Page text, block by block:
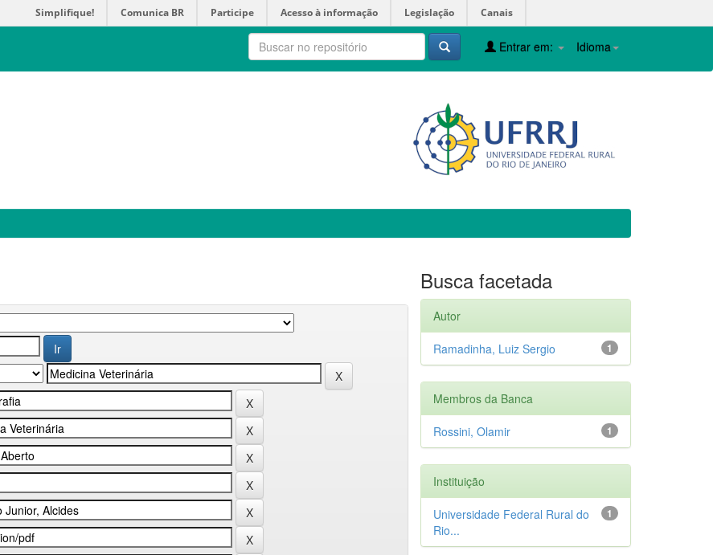
Simplifique! Comunica BR Participe Acesso à informação Legislação Canais
Idioma
Entrar em:
Busca facetada
Autor
1
Ramadinha, Luiz Sergio
Membros da Banca
1
Rossini, Olamir
Instituição
1
Universidade Federal Rural do
Rio...